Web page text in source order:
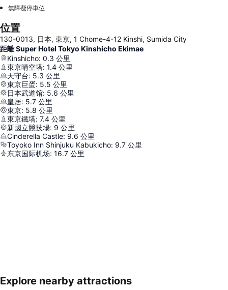
無障礙停車位
位置
130-0013, 日本, 東京, 1 Chome-4-12 Kinshi, Sumida City
距離 Super Hotel Tokyo Kinshicho Ekimae
Kinshicho: 0.3 公里
東京晴空塔: 1.4 公里
天守台: 5.3 公里
東京巨蛋: 5.5 公里
日本武道馆: 5.6 公里
皇居: 5.7 公里
東京: 5.8 公里
東京鐵塔: 7.4 公里
新國立競技場: 9 公里
Cinderella Castle: 9.6 公里
Toyoko Inn Shinjuku Kabukicho: 9.7 公里
东京国际机场: 16.7 公里
展開地圖
Explore nearby attractions